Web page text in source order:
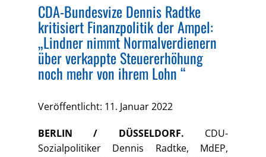
CDA-Bundesvize Dennis Radtke
kritisiert Finanzpolitik der Ampel:
„Lindner nimmt Normalverdienern
über verkappte Steuererhöhung
noch mehr von ihrem Lohn “
Veröffentlicht: 11. Januar 2022
BERLIN / DÜSSELDORF. CDU-
Sozialpolitiker Dennis Radtke, MdEP,